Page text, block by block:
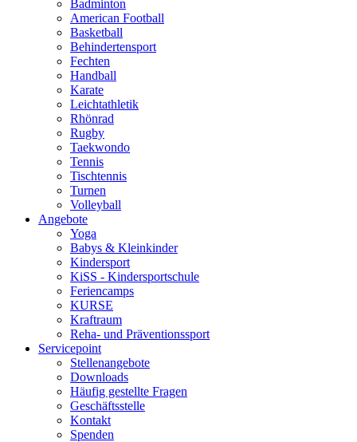
Badminton
American Football
Basketball
Behindertensport
Fechten
Handball
Karate
Leichtathletik
Rhönrad
Rugby
Taekwondo
Tennis
Tischtennis
Turnen
Volleyball
Angebote
Yoga
Babys & Kleinkinder
Kindersport
KiSS - Kindersportschule
Feriencamps
KURSE
Kraftraum
Reha- und Präventionssport
Servicepoint
Stellenangebote
Downloads
Häufig gestellte Fragen
Geschäftsstelle
Kontakt
Spenden